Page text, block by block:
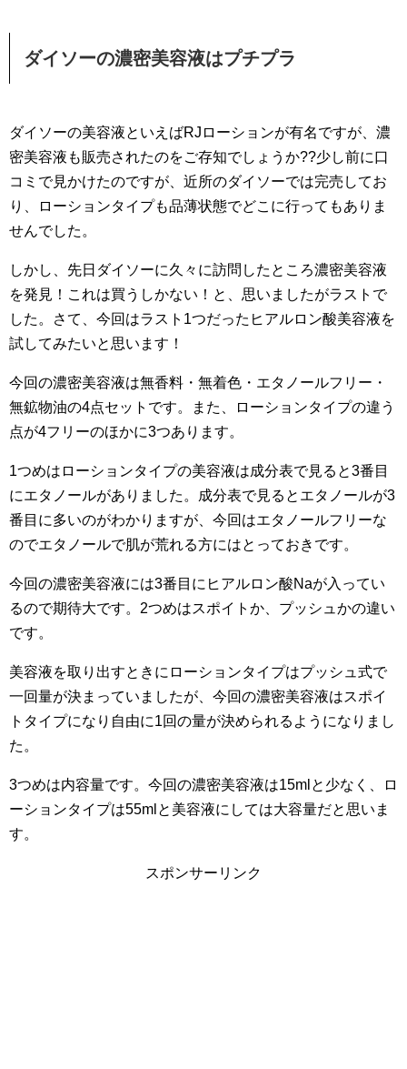
ダイソーの濃密美容液はプチプラ
ダイソーの美容液といえばRJローションが有名ですが、濃
密美容液も販売されたのをご存知でしょうか??少し前に口
コミで見かけたのですが、近所のダイソーでは完売してお
り、ローションタイプも品薄状態でどこに行ってもありま
せんでした。
しかし、先日ダイソーに久々に訪問したところ濃密美容液
を発見！これは買うしかない！と、思いましたがラストで
した。さて、今回はラスト1つだったヒアルロン酸美容液を
試してみたいと思います！
今回の濃密美容液は無香料・無着色・エタノールフリー・
無鉱物油の4点セットです。また、ローションタイプの違う
点が4フリーのほかに3つあります。
1つめはローションタイプの美容液は成分表で見ると3番目
にエタノールがありました。成分表で見るとエタノールが3
番目に多いのがわかりますが、今回はエタノールフリーな
のでエタノールで肌が荒れる方にはとっておきです。
今回の濃密美容液には3番目にヒアルロン酸Naが入ってい
るので期待大です。2つめはスポイトか、プッシュかの違い
です。
美容液を取り出すときにローションタイプはプッシュ式で
一回量が決まっていましたが、今回の濃密美容液はスポイ
トタイプになり自由に1回の量が決められるようになりまし
た。
3つめは内容量です。今回の濃密美容液は15mlと少なく、ロ
ーションタイプは55mlと美容液にしては大容量だと思いま
す。
スポンサーリンク